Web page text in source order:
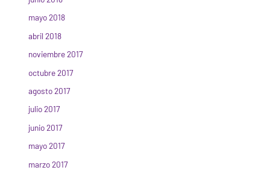
mayo 2018
abril 2018
noviembre 2017
octubre 2017
agosto 2017
julio 2017
junio 2017
mayo 2017
marzo 2017